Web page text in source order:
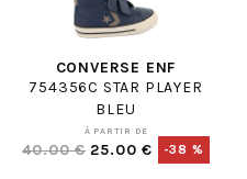
CONVERSE ENF
754356C STAR PLAYER
BLEU
À PARTIR DE
40.00 € 25.00 € -38 %